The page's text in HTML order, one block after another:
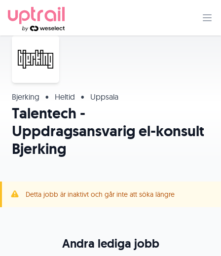
Bjerking • Heltid • Uppsala
Talentech -
Uppdragsansvarig el-konsult
Bjerking
Detta jobb är inaktivt och går inte att söka längre
Andra lediga jobb